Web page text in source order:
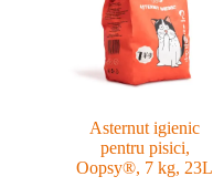
Asternut igienic
pentru pisici,
Oopsy®, 7 kg, 23L